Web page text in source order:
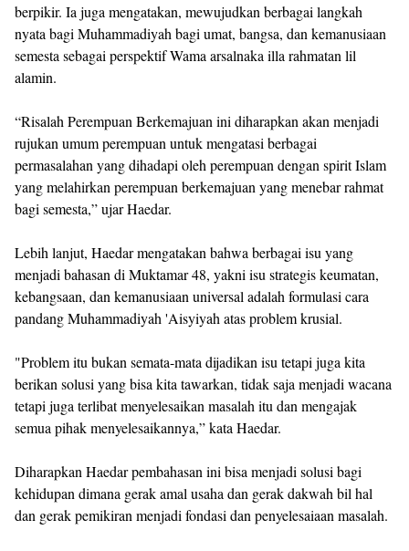
berpikir. Ia juga mengatakan, mewujudkan berbagai langkah
nyata bagi Muhammadiyah bagi umat, bangsa, dan kemanusiaan
semesta sebagai perspektif Wama arsalnaka illa rahmatan lil
alamin.
“Risalah Perempuan Berkemajuan ini diharapkan akan menjadi
rujukan umum perempuan untuk mengatasi berbagai
permasalahan yang dihadapi oleh perempuan dengan spirit Islam
yang melahirkan perempuan berkemajuan yang menebar rahmat
bagi semesta,” ujar Haedar.
Lebih lanjut, Haedar mengatakan bahwa berbagai isu yang
menjadi bahasan di Muktamar 48, yakni isu strategis keumatan,
kebangsaan, dan kemanusiaan universal adalah formulasi cara
pandang Muhammadiyah 'Aisyiyah atas problem krusial.
"Problem itu bukan semata-mata dijadikan isu tetapi juga kita
berikan solusi yang bisa kita tawarkan, tidak saja menjadi wacana
tetapi juga terlibat menyelesaikan masalah itu dan mengajak
semua pihak menyelesaikannya,” kata Haedar.
Diharapkan Haedar pembahasan ini bisa menjadi solusi bagi
kehidupan dimana gerak amal usaha dan gerak dakwah bil hal
dan gerak pemikiran menjadi fondasi dan penyelesaiaan masalah.